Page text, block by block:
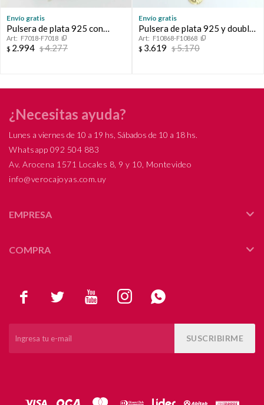
Envío gratis
Pulsera de plata 925 con
double de oro 18k. Espíritu
Santo.
F7018-F7018
$ 2.994 $4.277
Envío gratis
Pulsera de plata 925 y double
de oro 18 ktes, SAN BENITO.
F10868-F10868
$ 3.619 $5.170
    
SUSCRIBIRME
¿Necesitas ayuda?
Lunes a viernes de 10 a 19 hs, Sábados de 10 a 18 hs.
Whatsapp 092 504 883
Av. Arocena 1571 Locales 8, 9 y 10, Montevideo
info@verocajoyas.com.uy
EMPRESA
COMPRA